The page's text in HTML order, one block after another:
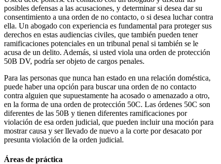
posibles defensas a las acusaciones, y determinar si desea dar su
consentimiento a una orden de no contacto, o si desea luchar contra
ella. Un abogado con experiencia es fundamental para proteger sus
derechos en estas audiencias civiles, que también pueden tener
ramificaciones potenciales en un tribunal penal si también se le
acusa de un delito. Además, si usted viola una orden de protección
50B DV, podría ser objeto de cargos penales.
Para las personas que nunca han estado en una relación doméstica,
puede haber una opción para buscar una orden de no contacto
contra alguien que supuestamente ha acosado o amenazado a otro,
en la forma de una orden de protección 50C. Las órdenes 50C son
diferentes de las 50B y tienen diferentes ramificaciones por
violación de esa orden judicial, que pueden incluir una moción para
mostrar causa y ser llevado de nuevo a la corte por desacato por
presunta violación de la orden judicial.
Áreas de práctica